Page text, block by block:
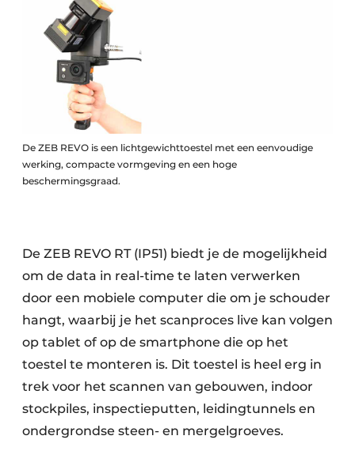
De ZEB REVO is een lichtgewichttoestel met een eenvoudige
werking, compacte vormgeving en een hoge
beschermingsgraad.
De ZEB REVO RT (IP51) biedt je de mogelijkheid
om de data in real-time te laten verwerken
door een mobiele computer die om je schouder
hangt, waarbij je het scanproces live kan volgen
op tablet of op de smartphone die op het
toestel te monteren is. Dit toestel is heel erg in
trek voor het scannen van gebouwen, indoor
stockpiles, inspectieputten, leidingtunnels en
ondergrondse steen- en mergelgroeves.